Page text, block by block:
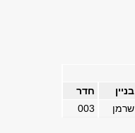
בניין
חדר
שרמן 003